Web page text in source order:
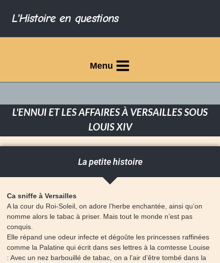
L'Histoire en questions
Menu
L'ENNUI ET LES AFFAIRES À VERSAILLES SOUS
LOUIS XIV
La petite histoire
Ca sniffe à Versailles
A la cour du Roi-Soleil, on adore l’herbe enchantée, ainsi qu’on
nomme alors le tabac à priser. Mais tout le monde n’est pas
conquis.
Elle répand une odeur infecte et dégoûte les princesses raffinées
comme la Palatine qui écrit dans ses lettres à la comtesse Louise
: Avec un nez barbouillé de tabac, on a l’air d’être tombé dans la